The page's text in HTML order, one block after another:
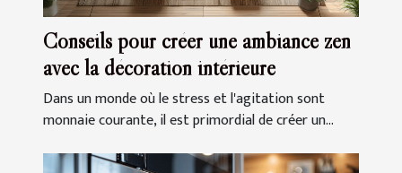
Conseils pour créer une ambiance zen
avec la décoration intérieure
Dans un monde où le stress et l'agitation sont
monnaie courante, il est primordial de créer un...